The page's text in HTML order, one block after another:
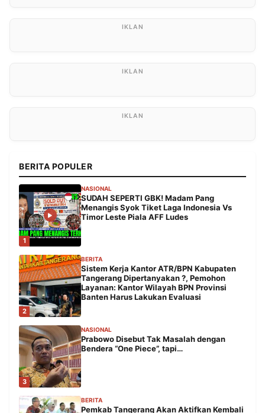
BERITA POPULER
1
NASIONAL
SUDAH SEPERTI GBK! Madam Pang
Menangis Syok Tiket Laga Indonesia Vs
Timor Leste Piala AFF Ludes
2
BERITA
Sistem Kerja Kantor ATR/BPN Kabupaten
Tangerang Dipertanyakan ?, Pemohon
Layanan: Kantor Wilayah BPN Provinsi
Banten Harus Lakukan Evaluasi
3
NASIONAL
Prabowo Disebut Tak Masalah dengan
Bendera “One Piece”, tapi…
BERITA
Pemkab Tangerang Akan Aktifkan Kembali